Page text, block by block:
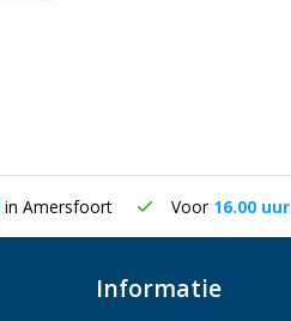
in Amersfoort Voor 16.00 uur
Informatie